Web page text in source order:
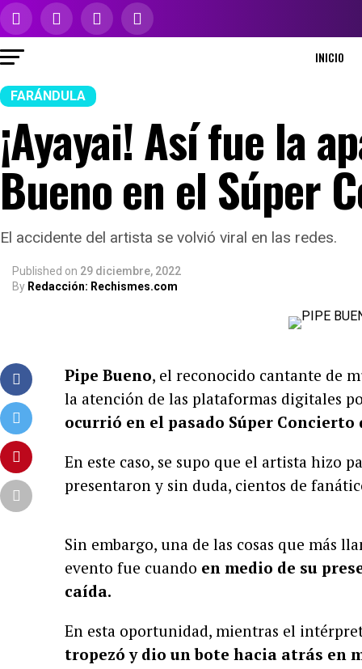
INICIO
FARÁNDULA
¡Ayayai! Así fue la
Bueno en el Súper
El accidente del artista se volvió viral en las redes.
Published on 29 diciembre, 2022
By Redacción: Rechismes.com
Pipe Bueno, el reconocido cantante de
la atención de las plataformas digitales
ocurrió en el pasado Súper Concierto
En este caso, se supo que el artista hizo
presentaron y sin duda, cientos de
Sin embargo, una de las cosas que más
evento fue cuando en medio de su
caída.
En esta oportunidad, mientras el
tropezó y dio un bote hacia atrás en